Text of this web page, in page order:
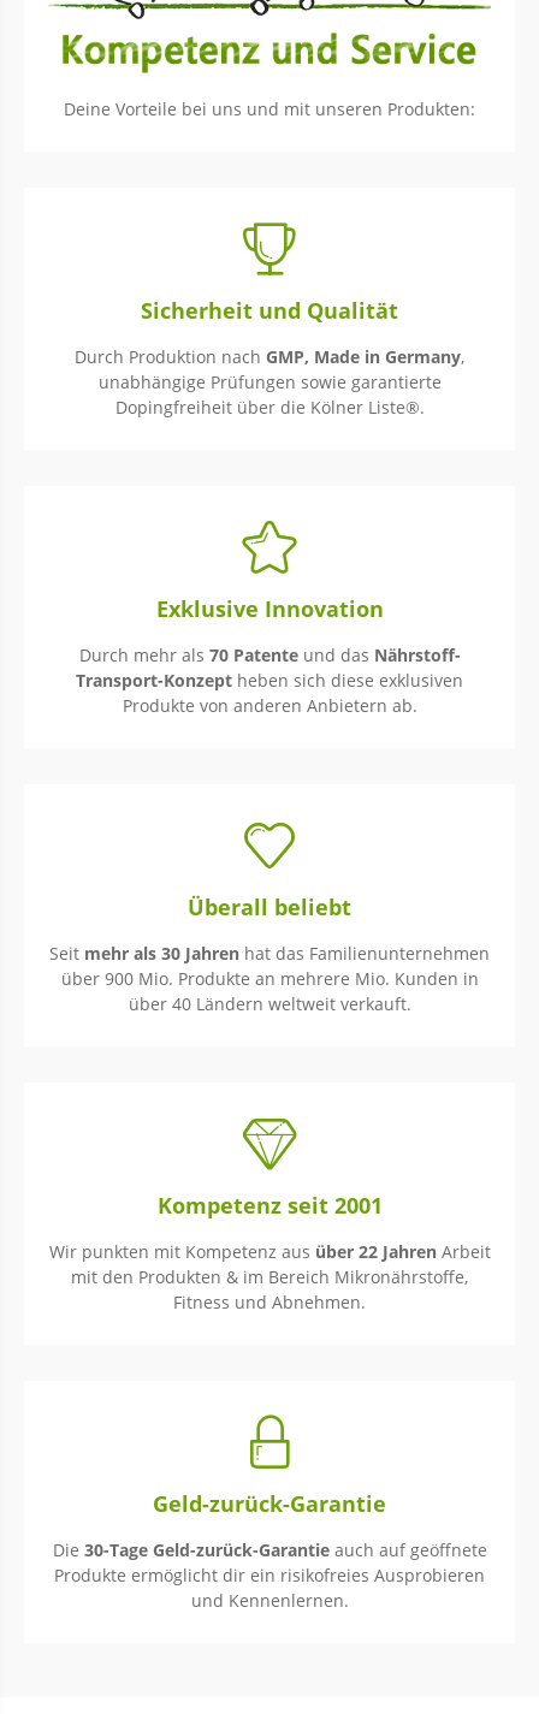
Deine Vorteile bei uns und mit unseren Produkten:
Sicherheit und Qualität
Durch Produktion nach GMP, Made in Germany,
unabhängige Prüfungen sowie garantierte
Dopingfreiheit über die Kölner Liste®.
Exklusive Innovation
Durch mehr als 70 Patenteund das Nährstoff-
Transport-Konzept heben sich diese exklusiven
Produkte von anderen Anbietern ab.
Überall beliebt
Seit mehr als 30 Jahren hat das Familienunternehmen
über 900 Mio. Produkte an mehrere Mio. Kunden in
über 40 Ländern weltweit verkauft.
Kompetenz seit 2001
Wir punkten mit Kompetenz aus über 22 JahrenArbeit
mit den Produkten & im Bereich Mikronährstoffe,
Fitness und Abnehmen.
Geld-zurück-Garantie
Die 30-Tage Geld-zurück-Garantieauch auf geöffnete
Produkte ermöglicht dir ein risikofreies Ausprobieren
und Kennenlernen.